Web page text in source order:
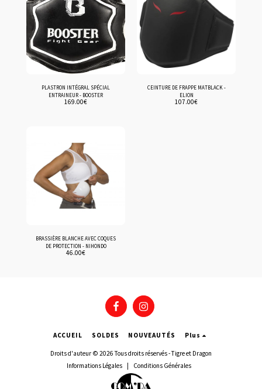
PLASTRON INTÉGRAL SPÉCIAL
ENTRAINEUR - BOOSTER
169.00€
CEINTURE DE FRAPPE MATBLACK -
ELION
107.00€
BRASSIÈRE BLANCHE AVEC COQUES
DE PROTECTION - NIHONDO
46.00€
ACCUEIL SOLDES NOUVEAUTÉS Plus
Droits d'auteur © 2026 Tous droits réservés -Tigre et Dragon
Informations Légales| Conditions Générales